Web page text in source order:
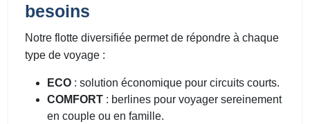
besoins
Notre flotte diversifiée permet de répondre à chaque
type de voyage :
ECO : solution économique pour circuits courts.
COMFORT : berlines pour voyager sereinement
en couple ou en famille.